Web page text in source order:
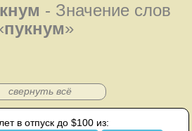
- Значение слов
пукнум»
свернуть всё
в отпуск до $100 из: